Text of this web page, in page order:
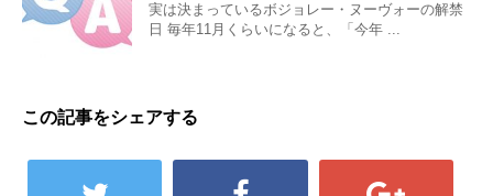
実は決まっているボジョレー・ヌーヴォーの解禁
日 毎年11月くらいになると、「今年 ...
この記事をシェアする